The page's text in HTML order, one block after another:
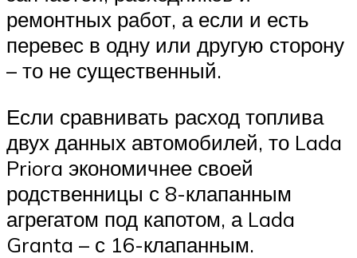
ремонтных работ, а если и есть
перевес в одну или другую сторону
– то не существенный.
Если сравнивать расход топлива
двух данных автомобилей, то Lada
Priora экономичнее своей
родственницы с 8-клапанным
агрегатом под капотом, а Lada
Granta – с 16-клапанным.